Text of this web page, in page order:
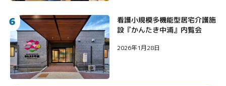
6 看護小規模多機能型居宅介護施
設『かんたき中浦』内覧会
2026年1月28日